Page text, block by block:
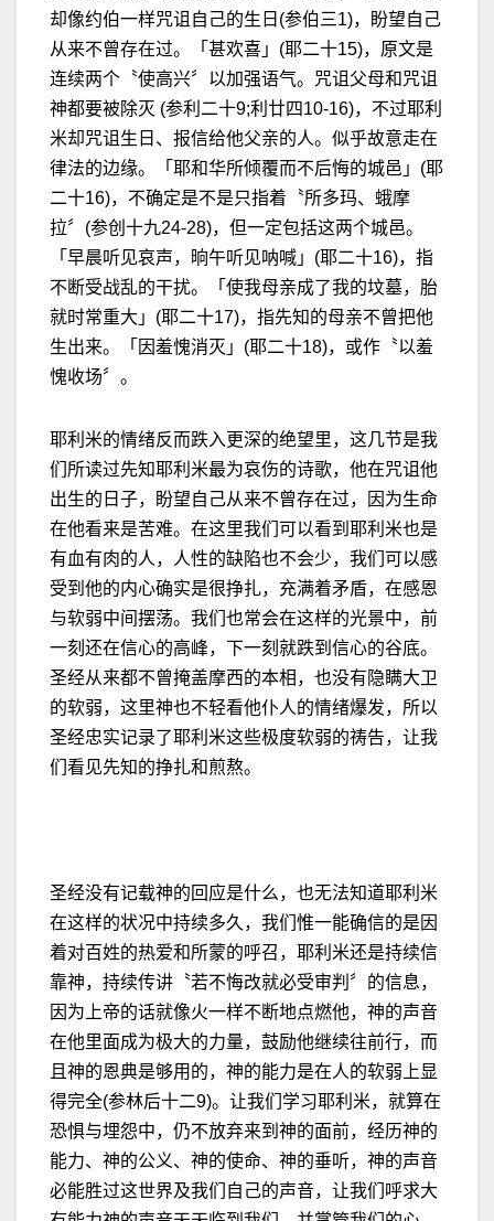
却像约伯一样咒诅自己的生日(参伯三1)，盼望自己
从来不曾存在过。「甚欢喜」(耶二十15)，原文是
连续两个〝使高兴〞以加强语气。咒诅父母和咒诅
神都要被除灭 (参利二十9;利廿四10-16)，不过耶利
米却咒诅生日、报信给他父亲的人。似乎故意走在
律法的边缘。「耶和华所倾覆而不后悔的城邑」(耶
二十16)，不确定是不是只指着〝所多玛、蛾摩
拉〞(参创十九24-28)，但一定包括这两个城邑。
「早晨听见哀声，晌午听见呐喊」(耶二十16)，指
不断受战乱的干扰。「使我母亲成了我的坟墓，胎
就时常重大」(耶二十17)，指先知的母亲不曾把他
生出来。「因羞愧消灭」(耶二十18)，或作〝以羞
愧收场〞。
耶利米的情绪反而跌入更深的绝望里，这几节是我
们所读过先知耶利米最为哀伤的诗歌，他在咒诅他
出生的日子，盼望自己从来不曾存在过，因为生命
在他看来是苦难。在这里我们可以看到耶利米也是
有血有肉的人，人性的缺陷也不会少，我们可以感
受到他的内心确实是很挣扎，充满着矛盾，在感恩
与软弱中间摆荡。我们也常会在这样的光景中，前
一刻还在信心的高峰，下一刻就跌到信心的谷底。
圣经从来都不曾掩盖摩西的本相，也没有隐瞒大卫
的软弱，这里神也不轻看他仆人的情绪爆发，所以
圣经忠实记录了耶利米这些极度软弱的祷告，让我
们看见先知的挣扎和煎熬。
圣经没有记载神的回应是什么，也无法知道耶利米
在这样的状况中持续多久，我们惟一能确信的是因
着对百姓的热爱和所蒙的呼召，耶利米还是持续信
靠神，持续传讲〝若不悔改就必受审判〞的信息，
因为上帝的话就像火一样不断地点燃他，神的声音
在他里面成为极大的力量，鼓励他继续往前行，而
且神的恩典是够用的，神的能力是在人的软弱上显
得完全(参林后十二9)。让我们学习耶利米，就算在
恐惧与埋怨中，仍不放弃来到神的面前，经历神的
能力、神的公义、神的使命、神的垂听，神的声音
必能胜过这世界及我们自己的声音，让我们呼求大